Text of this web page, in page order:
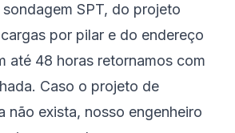
SPT, do projeto
por pilar e do endereço
até 48 horas retornamos com
Caso o projeto de
não exista, nosso engenheiro